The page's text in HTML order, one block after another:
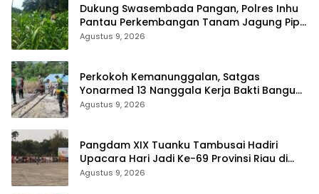
Dukung Swasembada Pangan, Polres Inhu
Pantau Perkembangan Tanam Jagung Pipil
Agustus 9, 2026
Perkokoh Kemanunggalan, Satgas
Yonarmed 13 Nanggala Kerja Bakti Bangun
Masjid Al-Hikmah di Kapuas Hulu
Agustus 9, 2026
Pangdam XIX Tuanku Tambusai Hadiri
Upacara Hari Jadi Ke-69 Provinsi Riau di
Pekanbaru
Agustus 9, 2026